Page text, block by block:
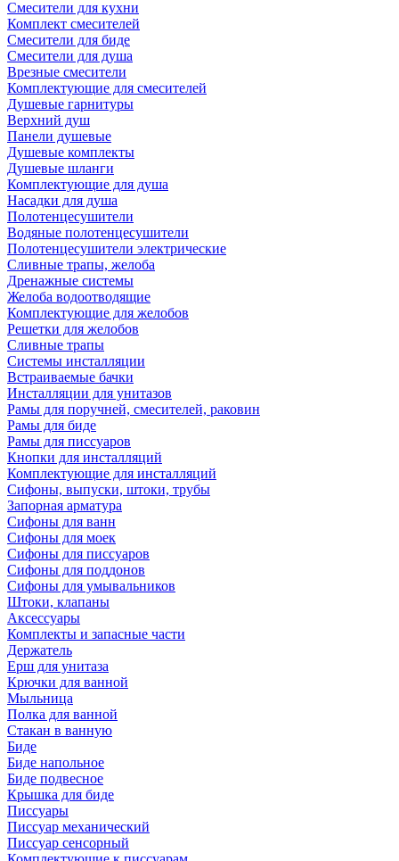
Смесители для кухни
Комплект смесителей
Смесители для биде
Смесители для душа
Врезные смесители
Комплектующие для смесителей
Душевые гарнитуры
Верхний душ
Панели душевые
Душевые комплекты
Душевые шланги
Комплектующие для душа
Насадки для душа
Полотенцесушители
Водяные полотенцесушители
Полотенцесушители электрические
Сливные трапы, желоба
Дренажные системы
Желоба водоотводящие
Комплектующие для желобов
Решетки для желобов
Сливные трапы
Системы инсталляции
Встраиваемые бачки
Инсталляции для унитазов
Рамы для поручней, смесителей, раковин
Рамы для биде
Рамы для писсуаров
Кнопки для инсталляций
Комплектующие для инсталляций
Сифоны, выпуски, штоки, трубы
Запорная арматура
Сифоны для ванн
Сифоны для моек
Сифоны для писсуаров
Сифоны для поддонов
Сифоны для умывальников
Штоки, клапаны
Аксессуары
Комплекты и запасные части
Держатель
Ерш для унитаза
Крючки для ванной
Мыльница
Полка для ванной
Стакан в ванную
Биде
Биде напольное
Биде подвесное
Крышка для биде
Писсуары
Писсуар механический
Писсуар сенсорный